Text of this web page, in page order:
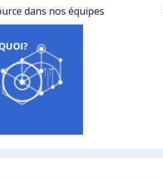
dans nos équipes